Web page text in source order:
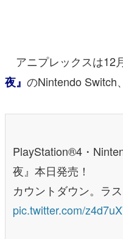
その他
アニプレックスは12
夜』 のNintendo Switch
PlayStation®4・
夜』本日発売！
カウントダウン。ラ
pic.twitter.com/